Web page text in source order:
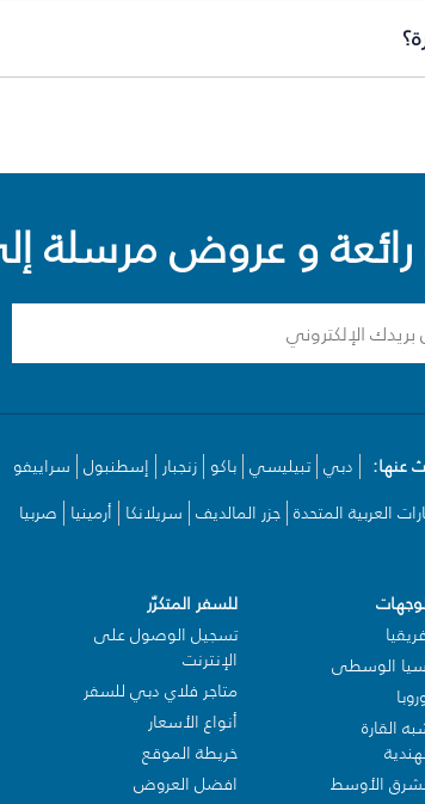
و عروض مرسلة
عنها: دبي تبيليسي باكو زنجبار إسطنبول سراييفو
العربية المتحدة جزر المالديف سريلانكا أرمينيا صربيا
الوسطى
القارة
الأوسط
للسفر المتكرّر
تسجيل الوصول على
الإنترنت
متاجر فلاي دبي للسفر
أنواع الأسعار
خريطة الموقع
افضل العروض